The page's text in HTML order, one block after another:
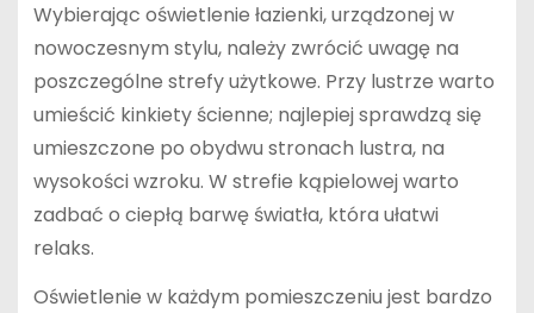
Wybierając oświetlenie łazienki, urządzonej w
nowoczesnym stylu, należy zwrócić uwagę na
poszczególne strefy użytkowe. Przy lustrze warto
umieścić kinkiety ścienne; najlepiej sprawdzą się
umieszczone po obydwu stronach lustra, na
wysokości wzroku. W strefie kąpielowej warto
zadbać o ciepłą barwę światła, która ułatwi
relaks.
Oświetlenie w każdym pomieszczeniu jest bardzo